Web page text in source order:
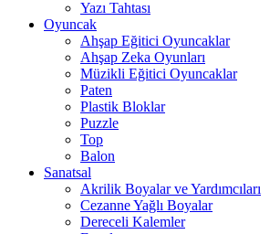
Yazı Tahtası
Oyuncak
Ahşap Eğitici Oyuncaklar
Ahşap Zeka Oyunları
Müzikli Eğitici Oyuncaklar
Paten
Plastik Bloklar
Puzzle
Top
Balon
Sanatsal
Akrilik Boyalar ve Yardımcıları
Cezanne Yağlı Boyalar
Dereceli Kalemler